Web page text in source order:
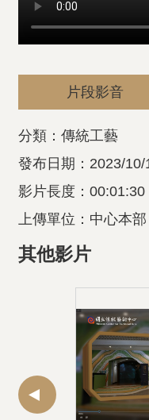
片段影音
分類：傳統工藝
發布日期：2023/10/
影片長度：00:01:30
上傳單位：中心本部
其他影片